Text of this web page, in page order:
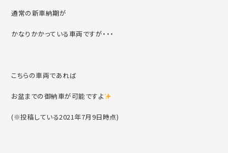
通常の新車納期が
かなりかかっている車両ですが・・・
こちらの車両であれば
お盆までの御納車が可能ですよ
(※投稿している2021年7月9日時点)